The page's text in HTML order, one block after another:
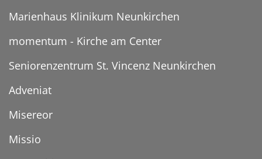
Marienhaus Klinikum Neunkirchen
momentum - Kirche am Center
Seniorenzentrum St. Vincenz Neunkirchen
Adveniat
Misereor
Missio